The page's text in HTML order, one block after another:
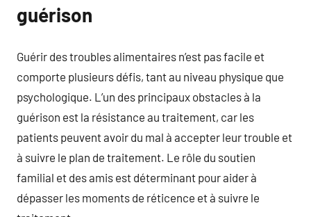
guérison
Guérir des troubles alimentaires n’est pas facile et
comporte plusieurs défis, tant au niveau physique que
psychologique. L’un des principaux obstacles à la
guérison est la résistance au traitement, car les
patients peuvent avoir du mal à accepter leur trouble et
à suivre le plan de traitement. Le rôle du soutien
familial et des amis est déterminant pour aider à
dépasser les moments de réticence et à suivre le